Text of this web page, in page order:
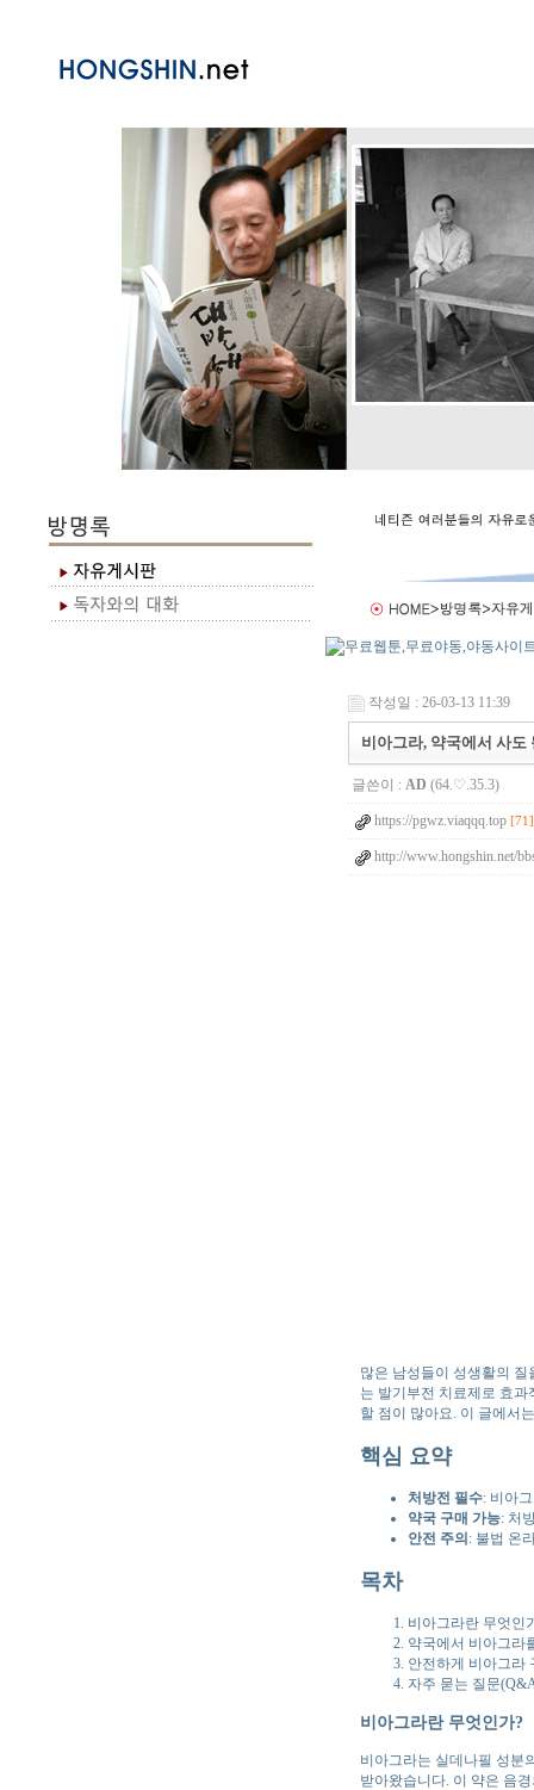
작성일 : 26-03-13 11:39
비아그라, 약국에서 사도
글쓴이 : AD (64.♡.35.3)
https://pgwz.viaqqq.top [71]
http://www.hongshin.net/
많은 남성들이 성생활의
는 발기부전 치료제로 효
할 점이 많아요. 이 글에서
핵심 요약
처방전 필수: 비아
약국 구매 가능: 처
안전 주의: 불법 온
목차
비아그라란 무엇인
약국에서 비아그라
안전하게 비아그라
자주 묻는 질문
비아그라란 무엇인가?
비아그라는 실데나필 성분
받아왔습니다. 이 약은 음